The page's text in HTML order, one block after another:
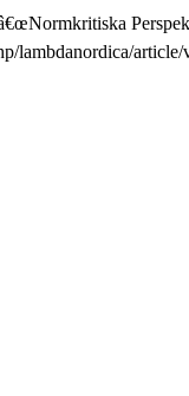
lambdanordica/